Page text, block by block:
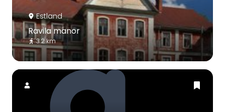
Estland
Ravila manor
3.2 km